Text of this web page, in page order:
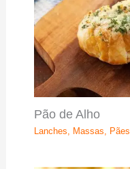
Pão de Alho
Lanches, Massas, Pães